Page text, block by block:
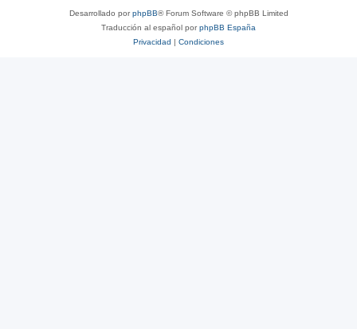
Desarrollado porphpBB® Forum Software © phpBB Limited
Traducción al español porphpBB España
Privacidad | Condiciones